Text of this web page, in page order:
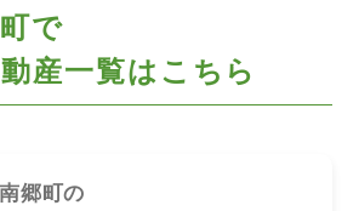
で
産一覧はこちら
郷町の